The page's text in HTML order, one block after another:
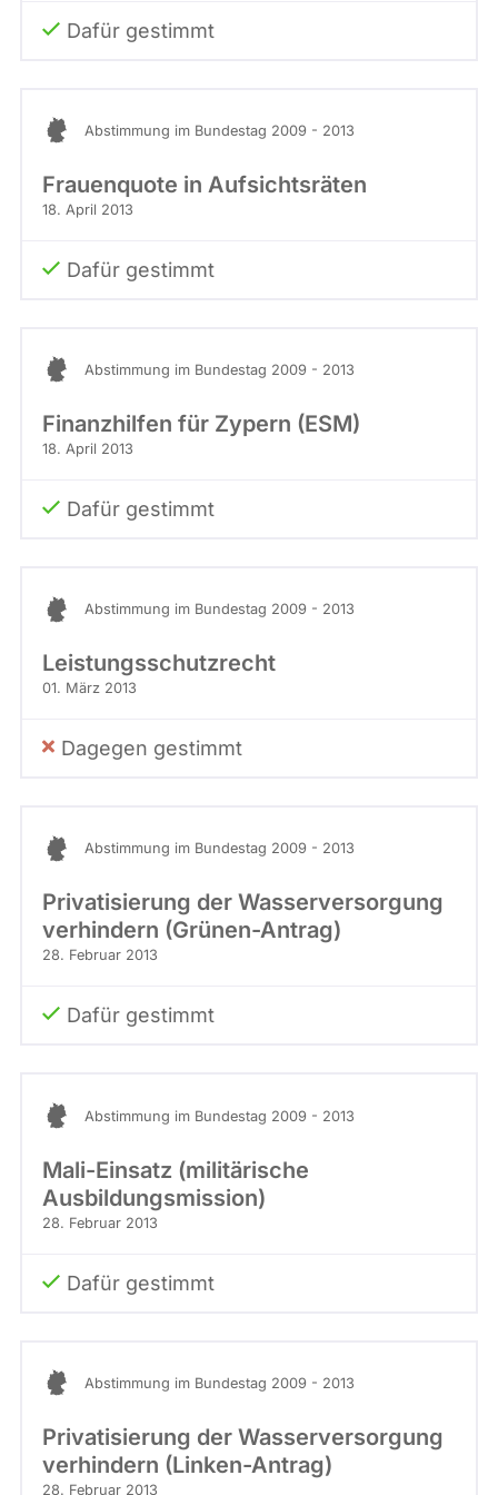
Dafür gestimmt
Abstimmung im Bundestag 2009 - 2013
Frauenquote in Aufsichtsräten
18. April 2013
Dafür gestimmt
Abstimmung im Bundestag 2009 - 2013
Finanzhilfen für Zypern (ESM)
18. April 2013
Dafür gestimmt
Abstimmung im Bundestag 2009 - 2013
Leistungsschutzrecht
01. März 2013
Dagegen gestimmt
Abstimmung im Bundestag 2009 - 2013
Privatisierung der Wasserversorgung
verhindern (Grünen-Antrag)
28. Februar 2013
Dafür gestimmt
Abstimmung im Bundestag 2009 - 2013
Mali-Einsatz (militärische
Ausbildungsmission)
28. Februar 2013
Dafür gestimmt
Abstimmung im Bundestag 2009 - 2013
Privatisierung der Wasserversorgung
verhindern (Linken-Antrag)
28. Februar 2013